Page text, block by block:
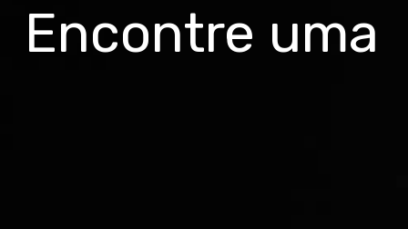
Encontre uma